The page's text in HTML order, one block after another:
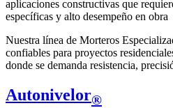
aplicaciones constructivas que
específicas y alto desempeño en obra
Nuestra línea de Morteros
confiables para proyectos
donde se demanda resistencia,
Autonivelor®